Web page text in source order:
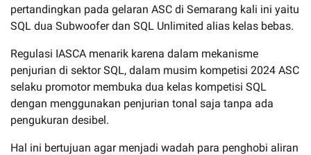
pertandingkan pada gelaran ASC di Semarang kali ini yaitu
SQL dua Subwoofer dan SQL Unlimited alias kelas bebas.
Regulasi IASCA menarik karena dalam mekanisme
penjurian di sektor SQL, dalam musim kompetisi 2024 ASC
selaku promotor membuka dua kelas kompetisi SQL
dengan menggunakan penjurian tonal saja tanpa ada
pengukuran desibel.
Hal ini bertujuan agar menjadi wadah para penghobi aliran